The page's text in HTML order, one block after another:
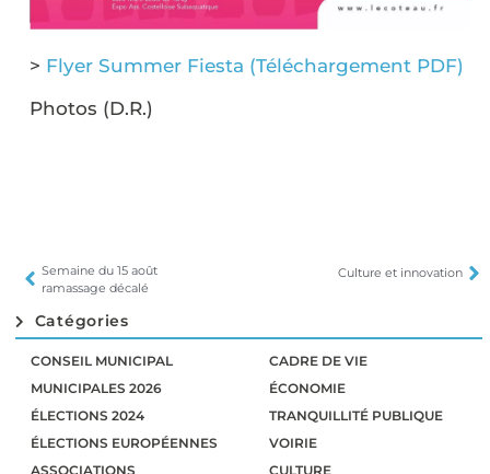
> Flyer Summer Fiesta (Téléchargement PDF)
Photos (D.R.)
Semaine du 15 août
ramassage décalé
Culture et innovation
Catégories
CONSEIL MUNICIPAL
MUNICIPALES 2026
ÉLECTIONS 2024
ÉLECTIONS EUROPÉENNES
ASSOCIATIONS
CADRE DE VIE
ÉCONOMIE
TRANQUILLITÉ PUBLIQUE
VOIRIE
CULTURE